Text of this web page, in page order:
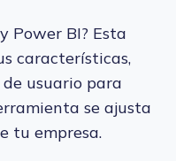
Power BI? Esta
características,
usuario para
se ajusta
tu empresa.